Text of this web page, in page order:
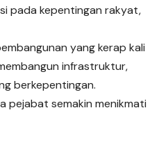
pada kepentingan rakyat,
yang kerap kali
infrastruktur,
berkepentingan.
pejabat semakin menikmati